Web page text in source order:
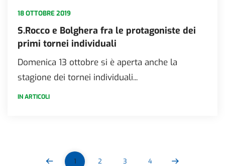
18 OTTOBRE 2019
S.Rocco e Bolghera fra le protagoniste dei
primi tornei individuali
Domenica 13 ottobre si è aperta anche la
stagione dei tornei individuali...
IN ARTICOLI
1 2 3 4